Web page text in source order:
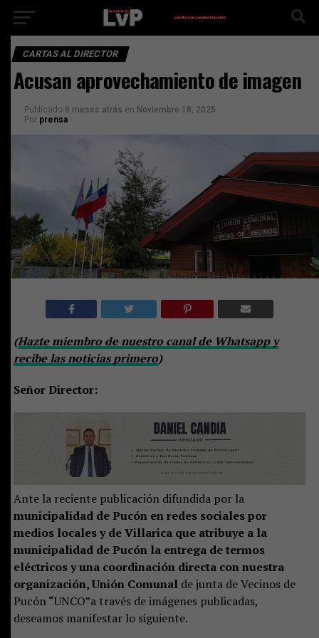
CARTAS AL DIRECTOR
Acusan aprovechamiento de imagen
Publicado 9 meses atrás en Noviembre 18, 2025
Por prensa
(Hazte miembro de nuestro canal de Whatsapp y
recibe las noticias primero)
Señor Director:
Ante la reciente publicación difundida por la
municipalidad de Pucón en redes sociales por
medios locales y de Villarica que atribuye a la
municipalidad de Pucón la entrega de termos
eléctricos y una coordinación directa con nuestra
organización, Unión Comunalde junta de Vecinos de
Pucón “UNCO”a través de imágenes publicadas,
deseamos manifestar lo siguiente.